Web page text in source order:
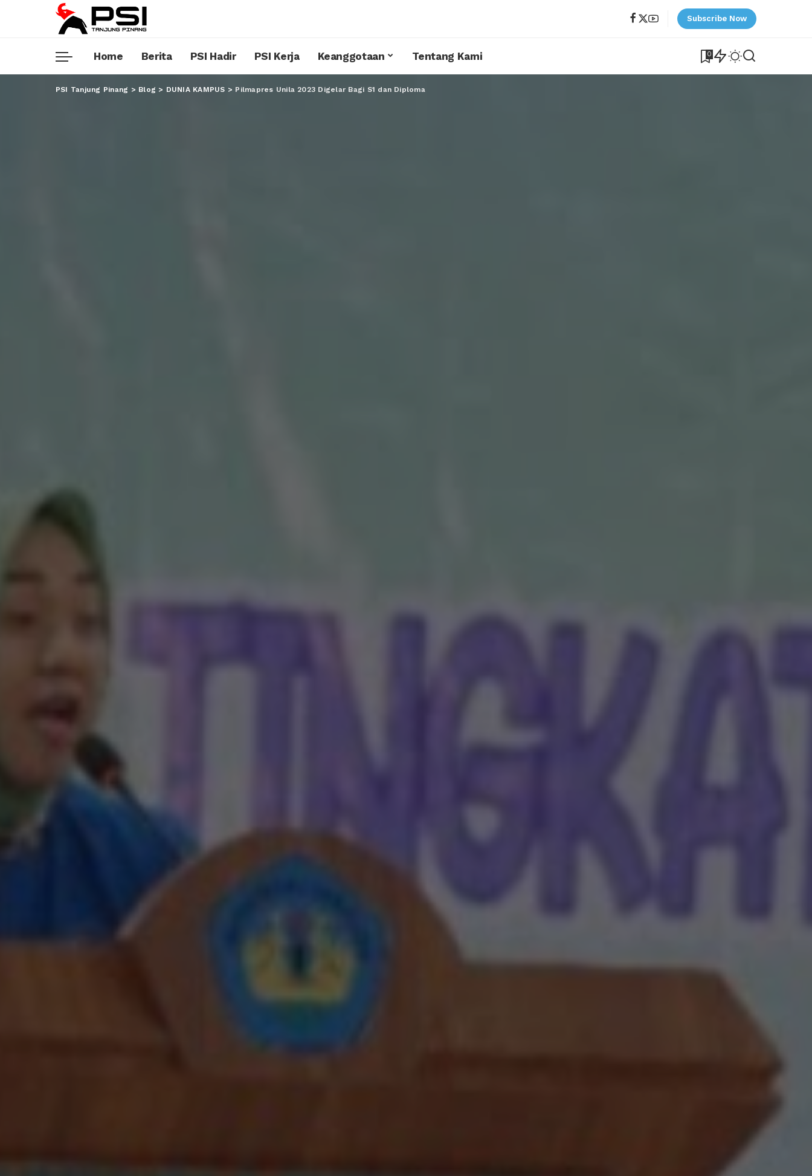
Subscribe Now
Home Berita PSI Hadir PSI Kerja Keanggotaan Tentang Kami 0
PSI Tanjung Pinang > Blog > DUNIA KAMPUS > Pilmapres Unila 2023 Digelar Bagi S1 dan Diploma